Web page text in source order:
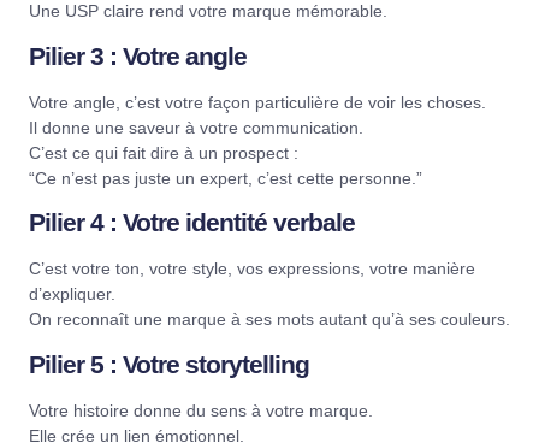
Une USP claire rend votre marque mémorable.
Pilier 3 : Votre angle
Votre angle, c’est votre façon particulière de voir les choses.
Il donne une saveur à votre communication.
C’est ce qui fait dire à un prospect :
“Ce n’est pas juste un expert, c’est cette personne.”
Pilier 4 : Votre identité verbale
C’est votre ton, votre style, vos expressions, votre manière
d’expliquer.
On reconnaît une marque à ses mots autant qu’à ses couleurs.
Pilier 5 : Votre storytelling
Votre histoire donne du sens à votre marque.
Elle crée un lien émotionnel.